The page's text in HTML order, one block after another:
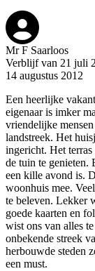
Mr F Saarloos
Verblijf van 21 juli
14 augustus 2012
Een heerlijke
eigenaar is imker
vriendelijke
landstreek. Het
ingericht. Het
de tuin te genieten.
een kille avond is.
woonhuis mee.
te beleven. Lekker
goede kaarten en
wist ons van alles
onbekende streek
herbouwde steden
een must.